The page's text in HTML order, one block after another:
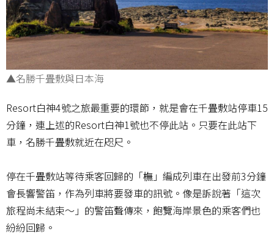
▲名勝千畳敷與日本海
Resort白神4號之旅最重要的環節，就是會在千畳敷站停車15
分鐘，連上述的Resort白神1號也不停此站。只要在此站下
車，名勝千畳敷就近在咫尺。
停在千畳敷站等待乘客回歸的「橅」編成列車在出發前3分鐘
會長響警笛，作為列車將要發車的訊號。像是訴說著「這次
旅程尚未結束～」的警笛聲傳來，飽覽海岸景色的乘客們也
紛紛回歸。